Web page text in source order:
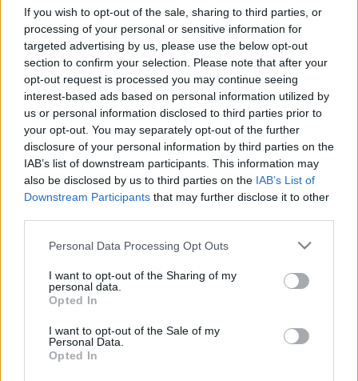
If you wish to opt-out of the sale, sharing to third parties, or
processing of your personal or sensitive information for
targeted advertising by us, please use the below opt-out
section to confirm your selection. Please note that after your
opt-out request is processed you may continue seeing
interest-based ads based on personal information utilized by
us or personal information disclosed to third parties prior to
your opt-out. You may separately opt-out of the further
disclosure of your personal information by third parties on the
IAB’s list of downstream participants. This information may
also be disclosed by us to third parties on the IAB’s List of
Downstream Participants that may further disclose it to other
Please note that this website/app uses one or more Google
not limited to your visit or usage behaviour. You may click to
grant or deny consent to Google and its third-party tags to
use your data for below specified purposes in below Google
consent section.
Personal Data Processing Opt Outs
I want to opt-out of the Sharing of my
personal data.
Opted In
I want to opt-out of the Sale of my
Personal Data.
Opted In
angol gyermekek a népszavazás pedagógiai célú
iskolai eljátszása alkalmával. Mottó: „van olyan szar
minőség, amivel nem lehet sorsközösséget vállalni,
egyszerűen mert a hülyeség, kivagyiság, cinizmus,
felelőtlenség egy…
A menekültek a kormány játékszerei